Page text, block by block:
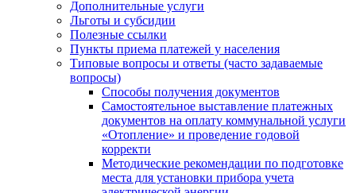
Дополнительные услуги
Льготы и субсидии
Полезные ссылки
Пункты приема платежей у населения
Типовые вопросы и ответы (часто задаваемые
вопросы)
Способы получения документов
Самостоятельное выставление платежных
документов на оплату коммунальной услуги
«Отопление» и проведение годовой
корректи
Методические рекомендации по подготовке
места для установки прибора учета